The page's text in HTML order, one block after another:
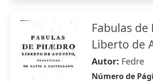
Fabulas de
Liberto de
Autor: Fedre
Número de